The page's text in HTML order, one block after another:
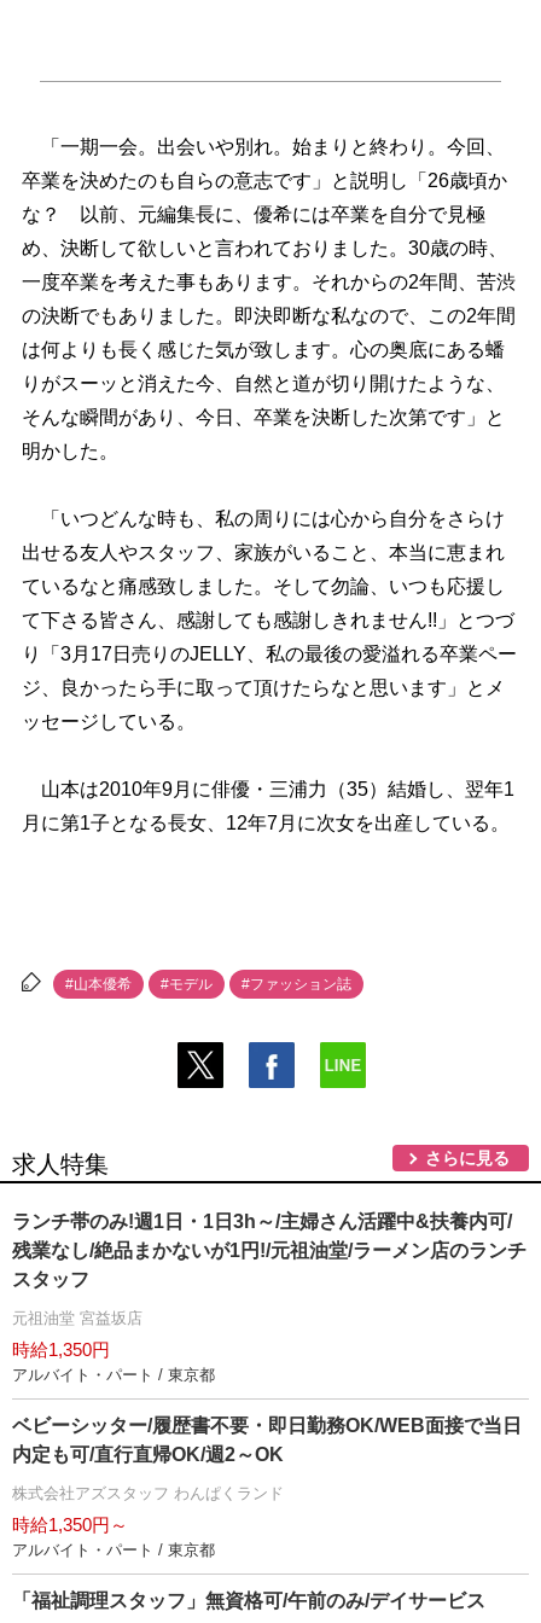
「一期一会。出会いや別れ。始まりと終わり。今回、
卒業を決めたのも自らの意志です」と説明し「26歳頃か
な？ 以前、元編集長に、優希には卒業を自分で見極
め、決断して欲しいと言われておりました。30歳の時、
一度卒業を考えた事もあります。それからの2年間、苦渋
の決断でもありました。即決即断な私なので、この2年間
は何よりも長く感じた気が致します。心の奥底にある蟠
りがスーッと消えた今、自然と道が切り開けたような、
そんな瞬間があり、今日、卒業を決断した次第です」と
明かした。
「いつどんな時も、私の周りには心から自分をさらけ
出せる友人やスタッフ、家族がいること、本当に恵まれ
ているなと痛感致しました。そして勿論、いつも応援し
て下さる皆さん、感謝しても感謝しきれません!!」とつづ
り「3月17日売りのJELLY、私の最後の愛溢れる卒業ペー
ジ、良かったら手に取って頂けたらなと思います」とメ
ッセージしている。
山本は2010年9月に俳優・三浦力（35）結婚し、翌年1
月に第1子となる長女、12年7月に次女を出産している。
#山本優希 #モデル #ファッション誌
求人特集 さらに見る
ランチ帯のみ!週1日・1日3h～/主婦さん活躍中&扶養内可/
残業なし/絶品まかないが1円!/元祖油堂/ラーメン店のランチ
スタッフ
元祖油堂 宮益坂店
時給1,350円
アルバイト・パート / 東京都
ベビーシッター/履歴書不要・即日勤務OK/WEB面接で当日
内定も可/直行直帰OK/週2～OK
株式会社アズスタッフ わんぱくランド
時給1,350円～
アルバイト・パート / 東京都
「福祉調理スタッフ」無資格可/午前のみ/デイサービス